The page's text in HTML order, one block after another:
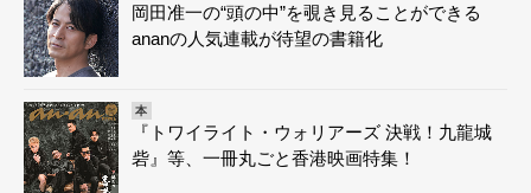
岡田准一の“頭の中”を覗き見ることができる
ananの人気連載が待望の書籍化
本
『トワイライト・ウォリアーズ 決戦！九龍城
砦』等、一冊丸ごと香港映画特集！